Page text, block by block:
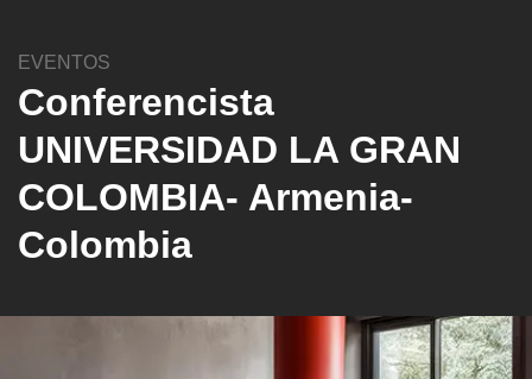
EVENTOS
Conferencista
UNIVERSIDAD LA GRAN
COLOMBIA- Armenia-
Colombia